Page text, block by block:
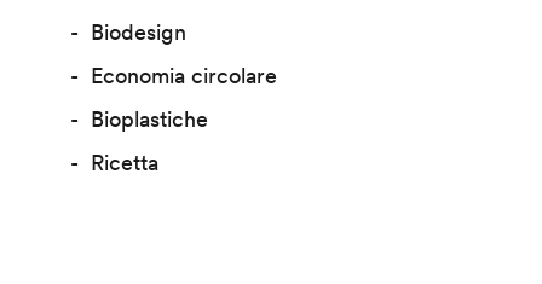
Biodesign
Economia circolare
Bioplastiche
Ricetta